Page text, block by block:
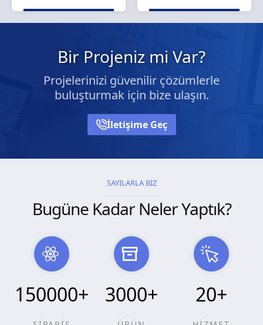
Bir Projeniz mi Var?
Projelerinizi güvenilir çözümlerle
buluşturmak için bize ulaşın.
İletişime Geç
SAYILARLA BİZ
Bugüne Kadar Neler Yaptık?
150000+ 3000+ 20+